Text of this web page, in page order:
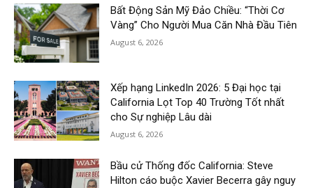
Bất Động Sản Mỹ Đảo Chiều: “Thời Cơ
Vàng” Cho Người Mua Căn Nhà Đầu Tiên
August 6, 2026
Xếp hạng LinkedIn 2026: 5 Đại học tại
California Lọt Top 40 Trường Tốt nhất
cho Sự nghiệp Lâu dài
August 6, 2026
Bầu cử Thống đốc California: Steve
Hilton cáo buộc Xavier Becerra gây nguy